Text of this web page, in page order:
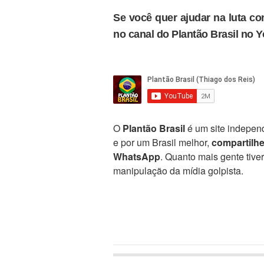
Se você quer ajudar na luta
no canal do Plantão Brasil no
O Plantão Brasilé um site
e por um Brasil melhor,
WhatsApp. Quanto mais gente
manipulação da mídia golpista.